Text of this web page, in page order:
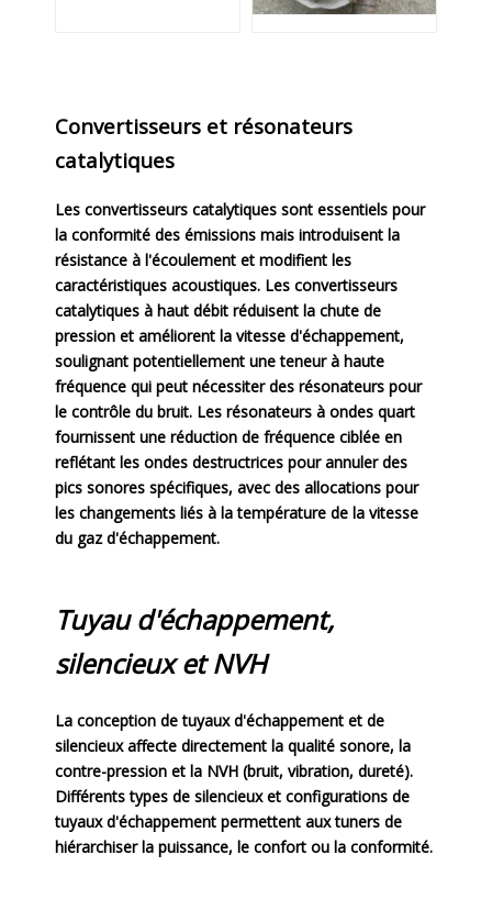
Convertisseurs et résonateurs
catalytiques
Les convertisseurs catalytiques sont essentiels pour
la conformité des émissions mais introduisent la
résistance à l'écoulement et modifient les
caractéristiques acoustiques. Les convertisseurs
catalytiques à haut débit réduisent la chute de
pression et améliorent la vitesse d'échappement,
soulignant potentiellement une teneur à haute
fréquence qui peut nécessiter des résonateurs pour
le contrôle du bruit. Les résonateurs à ondes quart
fournissent une réduction de fréquence ciblée en
reflétant les ondes destructrices pour annuler des
pics sonores spécifiques, avec des allocations pour
les changements liés à la température de la vitesse
du gaz d'échappement.
Tuyau d'échappement,
silencieux et NVH
La conception de tuyaux d'échappement et de
silencieux affecte directement la qualité sonore, la
contre-pression et la NVH (bruit, vibration, dureté).
Différents types de silencieux et configurations de
tuyaux d'échappement permettent aux tuners de
hiérarchiser la puissance, le confort ou la conformité.